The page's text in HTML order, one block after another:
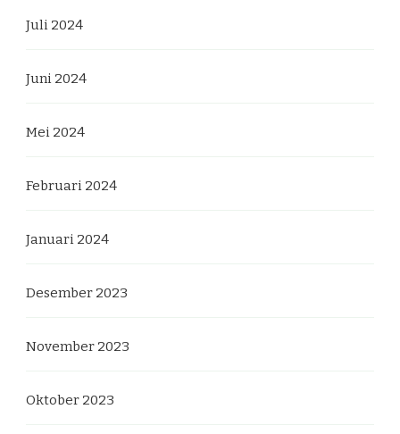
Juli 2024
Juni 2024
Mei 2024
Februari 2024
Januari 2024
Desember 2023
November 2023
Oktober 2023